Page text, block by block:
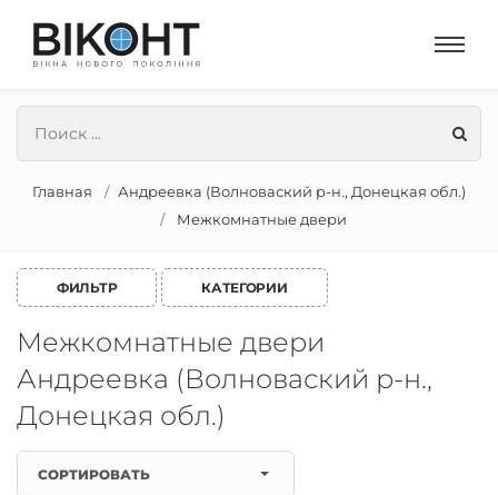
Главная
Андреевка (Волноваский р-н., Донецкая обл.)
Межкомнатные двери
ФИЛЬТР КАТЕГОРИИ
Межкомнатные двери
Андреевка (Волноваский р-н.,
Донецкая обл.)
СОРТИРОВАТЬ